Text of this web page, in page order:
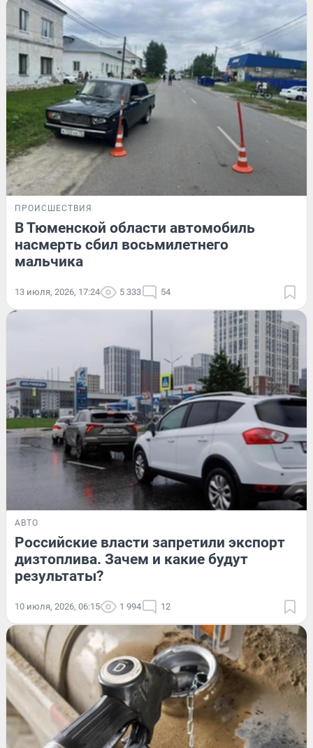
ПРОИСШЕСТВИЯ
В Тюменской области автомобиль
насмерть сбил восьмилетнего
мальчика
13 июля, 2026, 17:24 5 333 54
АВТО
Российские власти запретили экспорт
дизтоплива. Зачем и какие будут
результаты?
10 июля, 2026, 06:15 1 994 12